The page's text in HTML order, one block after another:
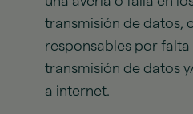
transmisión de datos,
responsables por falta
transmisión de datos
a internet.